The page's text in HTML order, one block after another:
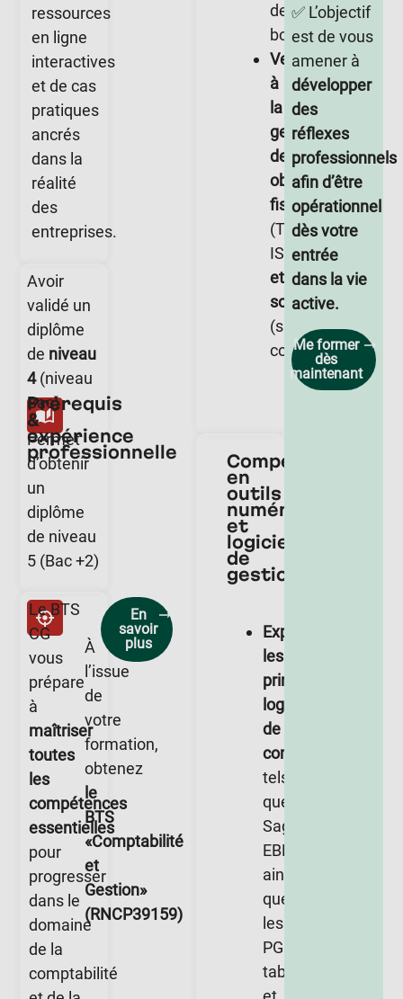
ressources
en ligne
interactives
et de cas
pratiques
ancrés
dans la
réalité
des
entreprises.
Prérequis
&
expérience
professionnelle
Avoir
validé un
diplôme
de niveau
4(niveau
Bac)
Permet
d’obtenir
un
diplôme
de niveau
5 (Bac +2)
Le BTS
CG
vous
prépare
à
maîtriser
toutes
les
compétences
essentielles
pour
progresser
dans le
domaine
de la
comptabilité
À
l’issue
de
votre
formation,
obtenez
le
BTS
«Comptabilité
et
Gestion»
(RNCP39159)
En
savoir
plus
de
bord.
Veiller
à
la
gestion
des
obligations
fiscales
(TVA,
IS)
et
sociales
(salaires,
cotisations).
Compétences
en
outils
numériques
et
logiciels
de
gestion
Exploiter
les
principaux
logiciels
de
comptabilité
tels
que
Sage,
EBP,
ainsi
que
les
PGI,
tableurs
✅ L’objectif
est de vous
amener à
développer
des
réflexes
professionnels
afin d’être
opérationnel
dès votre
entrée
dans la vie
active.
Me former
dès
maintenant